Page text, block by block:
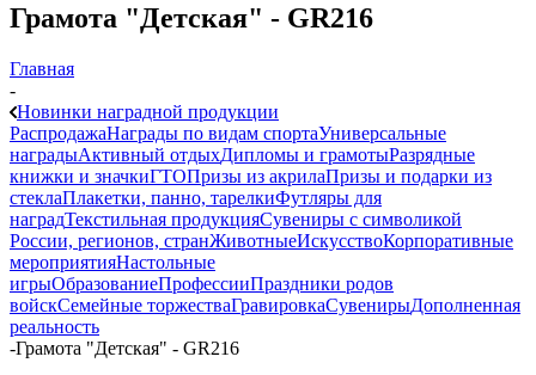
Грамота "Детская" - GR216
Главная
-
Новинки наградной продукции
РаспродажаНаграды по видам спортаУниверсальные
наградыАктивный отдыхДипломы и грамотыРазрядные
книжки и значкиГТОПризы из акрилаПризы и подарки из
стеклаПлакетки, панно, тарелкиФутляры для
наградТекстильная продукцияСувениры с символикой
России, регионов, странЖивотныеИскусствоКорпоративные
мероприятияНастольные
игрыОбразованиеПрофессииПраздники родов
войскСемейные торжестваГравировкаСувенирыДополненная
реальность
-Грамота "Детская" - GR216